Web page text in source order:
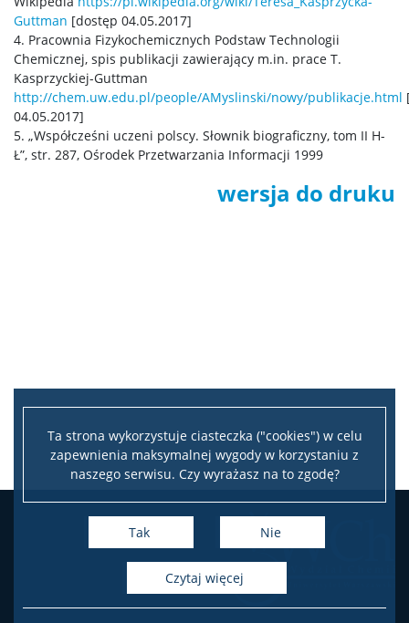
Ta strona wykorzystuje ciasteczka ("cookies") w celu
zapewnienia maksymalnej wygody w korzystaniu z
naszego serwisu. Czy wyrażasz na to zgodę?
Tak Nie
czytaj więcej
Guttman [dostęp 04.05.2017]
4. Pracownia Fizykochemicznych Podstaw Technologii
Chemicznej, spis publikacji zawierający m.in. prace T.
Kasprzyckiej-Guttman
http://chem.uw.edu.pl/people/AMyslinski/nowy/publikacje.html
04.05.2017]
5. „Współcześni uczeni polscy. Słownik biograficzny, tom II H-
Ł”, str. 287, Ośrodek Przetwarzania Informacji 1999
wersja do druku